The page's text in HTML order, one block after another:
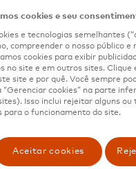
held the position of
Pacific from 2014 to
roles in the United
Mastercard in
where he
cost studies
a Bachelor of Arts
History from Oxford
cookies e seu
e tecnologias semelhantes
compreender o nosso público e
cookies para exibir
no site e em outros sites. Clique
site e por quê. Você sempre
cookies” na parte
Isso inclui rejeitar alguns
para o funcionamento do site.
Aceitar cookies